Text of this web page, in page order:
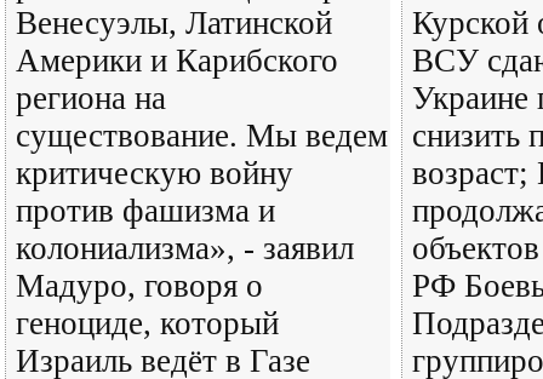
Венесуэлы, Латинской
Америки и Карибского
региона на
существование. Мы ведем
критическую войну
против фашизма и
колониализма», - заявил
Мадуро, говоря о
геноциде, который
Израиль ведёт в Газе
Курской
ВСУ
Украине
снизить
РФ